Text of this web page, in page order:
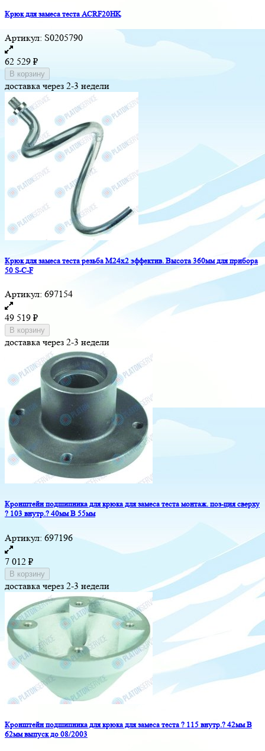
Крюк для замеса теста ACRF20HK
Артикул: S0205790
62 529 ₽
В корзину
доставка через 2-3 недели
Крюк для замеса теста резьба M24x2 эффектив. Высота 360мм для прибора
50 S-C-F
Артикул: 697154
49 519 ₽
В корзину
доставка через 2-3 недели
Кронштейн подшипника для крюка для замеса теста монтаж. поз-ция сверху
? 103 внутр.? 40мм В 55мм
Артикул: 697196
7 012 ₽
В корзину
доставка через 2-3 недели
Кронштейн подшипника для крюка для замеса теста ? 115 внутр.? 42мм В
62мм выпуск до 08/2003